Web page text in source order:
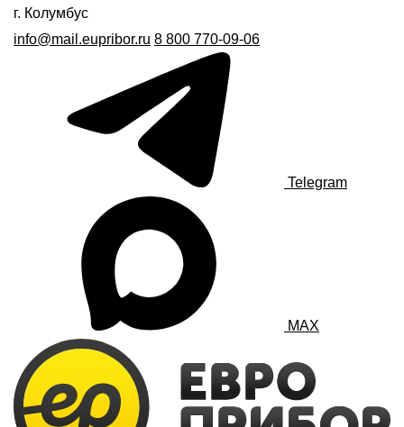
г. Колумбус
info@mail.eupribor.ru 8 800 770-09-06
Telegram
MAX